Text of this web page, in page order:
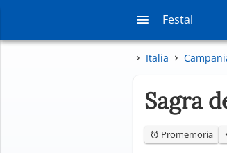
Festal
Italia
Sagra
Promemoria